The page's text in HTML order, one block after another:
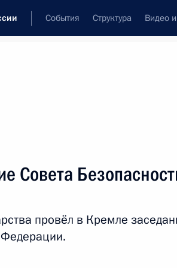
События Структура Видео
Совета
провёл в Кремле